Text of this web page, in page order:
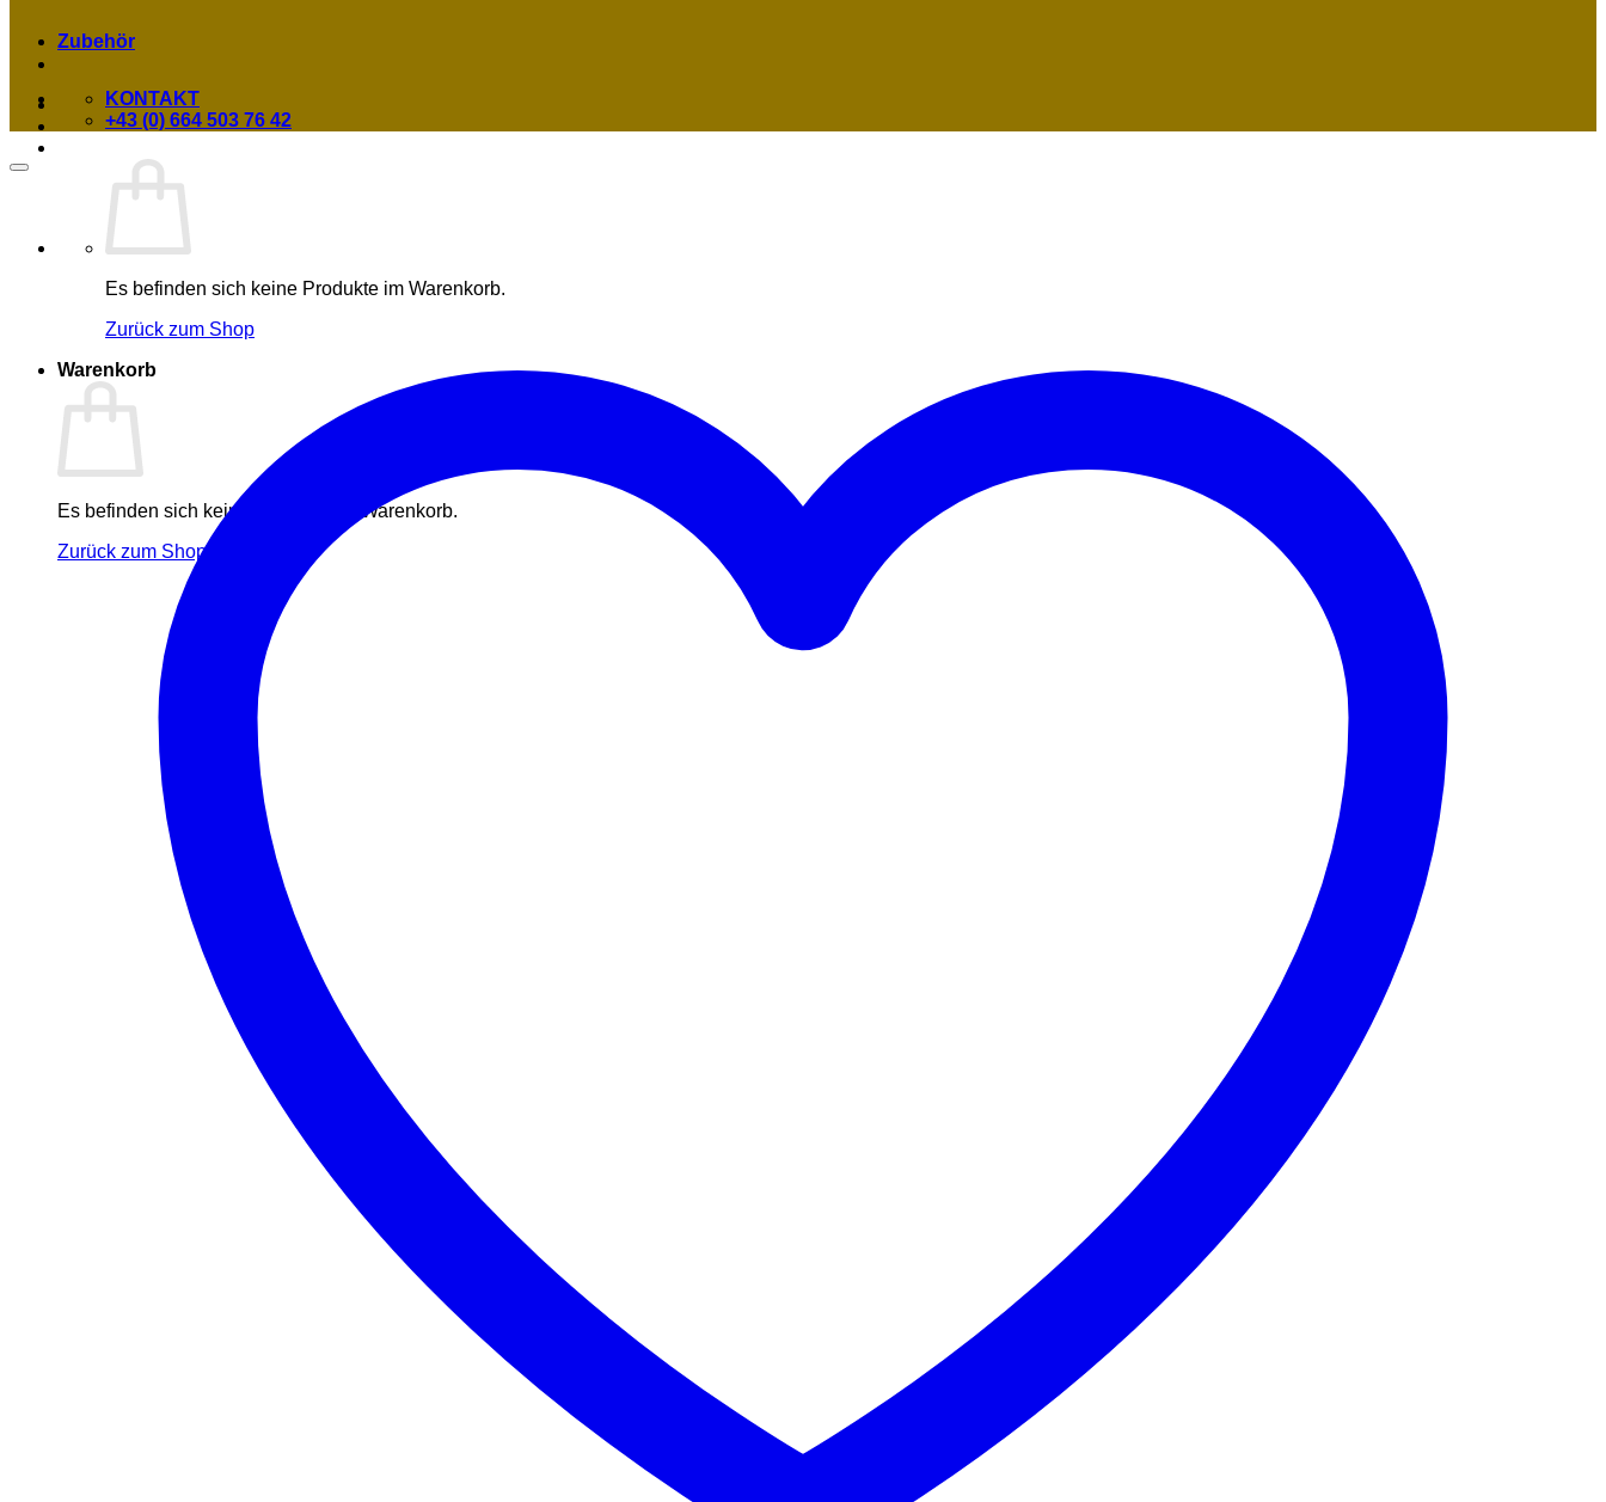
Es befinden sich keine Produkte im Warenkorb.
Zurück zum Shop
Warenkorb
Es befinden sich keine Produkte im Warenkorb.
Zurück zum Shop
Zubehör
KONTAKT
+43 (0) 664 503 76 42